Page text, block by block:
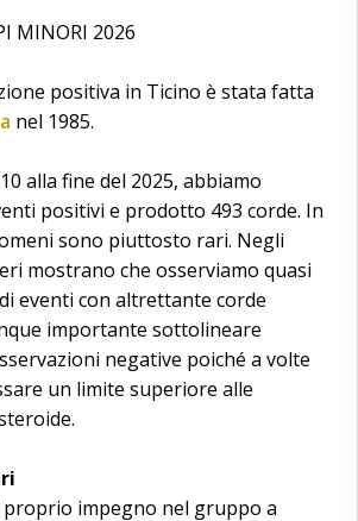
MINORI 2026
positiva in Ticino è stata fatta
nel 1985.
alla fine del 2025, abbiamo
positivi e prodotto 493 corde. In
sono piuttosto rari. Negli
mostrano che osserviamo quasi
eventi con altrettante corde
importante sottolineare
negative poiché a volte
un limite superiore alle
proprio impegno nel gruppo a